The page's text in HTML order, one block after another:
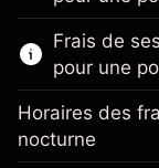
En savoir
CFD
Frais de
pour une
Horaires des
nocturne